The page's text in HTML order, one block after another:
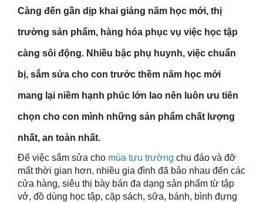
Càng đến gần dịp khai giảng năm học mới, thị
trường sản phẩm, hàng hóa phục vụ việc học tập
càng sôi động. Nhiều bậc phụ huynh, việc chuẩn
bị, sắm sửa cho con trước thềm năm học mới
mang lại niềm hạnh phúc lớn lao nên luôn ưu tiên
chọn cho con mình những sản phẩm chất lượng
nhất, an toàn nhất.
Để việc sắm sửa cho mùa tựu trường chu đáo và đỡ
mất thời gian hơn, nhiều gia đình đã bảo nhau đến các
cửa hàng, siêu thị bày bán đa dạng sản phẩm từ tập
vở, đồ dùng học tập, cặp sách, sữa, bánh, bình đựng